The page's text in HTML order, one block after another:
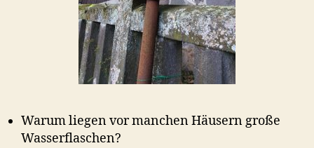
Warum liegen vor manchen Häusern große
Wasserflaschen?